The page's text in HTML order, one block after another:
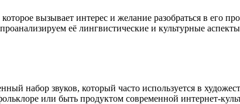
вызывает интерес и желание разобраться в его
её лингвистические и культурные
набор звуков, который часто используется в
или быть продуктом современной интернет-